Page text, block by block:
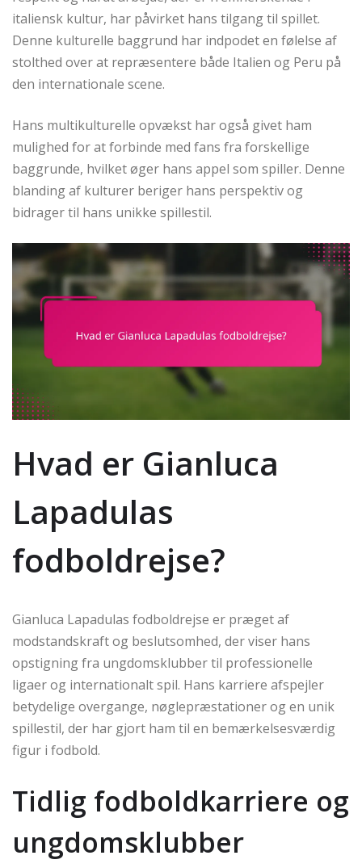
italiensk kultur, har påvirket hans tilgang til spillet.
Denne kulturelle baggrund har indpodet en følelse af
stolthed over at repræsentere både Italien og Peru på
den internationale scene.
Hans multikulturelle opvækst har også givet ham
mulighed for at forbinde med fans fra forskellige
baggrunde, hvilket øger hans appel som spiller. Denne
blanding af kulturer beriger hans perspektiv og
bidrager til hans unikke spillestil.
Hvad er Gianluca
Lapadulas
fodboldrejse?
Gianluca Lapadulas fodboldrejse er præget af
modstandskraft og beslutsomhed, der viser hans
opstigning fra ungdomsklubber til professionelle
ligaer og internationalt spil. Hans karriere afspejler
betydelige overgange, nøglepræstationer og en unik
spillestil, der har gjort ham til en bemærkelsesværdig
figur i fodbold.
Tidlig fodboldkarriere og
ungdomsklubber